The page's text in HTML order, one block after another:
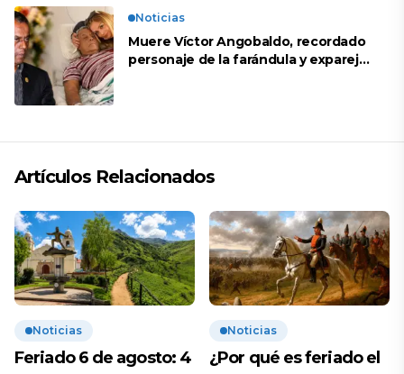
Noticias
Muere Víctor Angobaldo, recordado
personaje de la farándula y expareja
Artículos Relacionados
Noticias
Feriado 6 de agosto: 4
Noticias
¿Por qué es feriado el